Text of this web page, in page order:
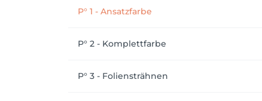
P° 1 - Ansatzfarbe
P° 2 - Komplettfarbe
P° 3 - Foliensträhnen